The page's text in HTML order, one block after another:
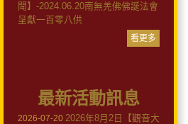
聞】-2024.06.20南無羌佛佛誕法會
呈獻一百零八供
看更多
最新活動訊息
2026-07-20 2026年8月2日【觀音大